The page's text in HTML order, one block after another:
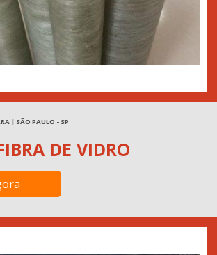
| SÃO PAULO - SP
DE VIDRO